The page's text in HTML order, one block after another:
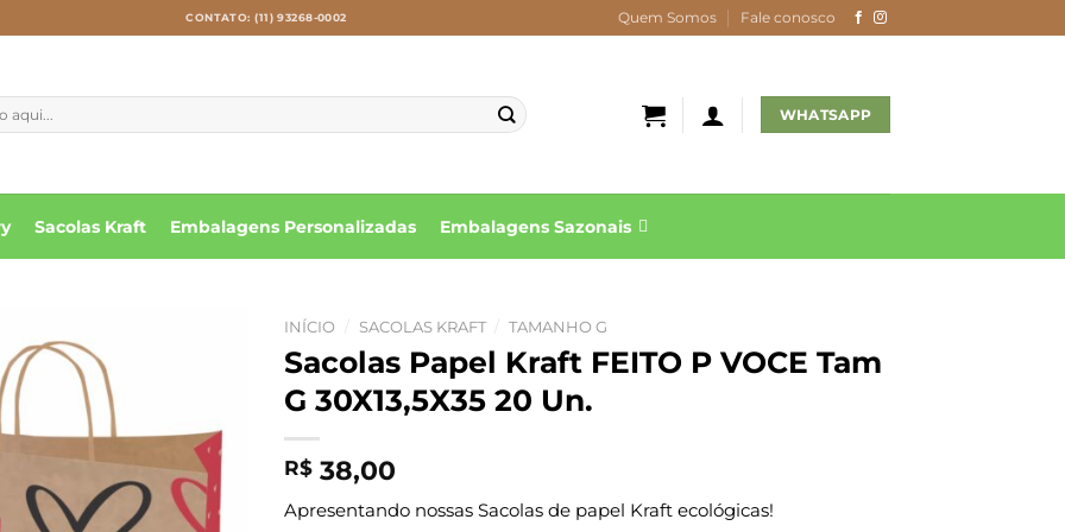
CONTATO: (11) 93268-0002 Quem Somos Fale conosco
WHATSAPP
Sacolas Kraft Embalagens Personalizadas Embalagens Sazonais
INÍCIO SACOLAS KRAFT TAMANHO G
Sacolas Papel Kraft FEITO P VOCE Tam
G 30X13,5X35 20 Un.
R$ 38,00
Apresentando nossas Sacolas de papel Kraft ecológicas!